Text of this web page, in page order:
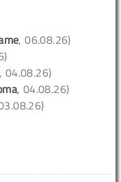
, 06.08.26)
, 04.08.26)
, 04.08.26)